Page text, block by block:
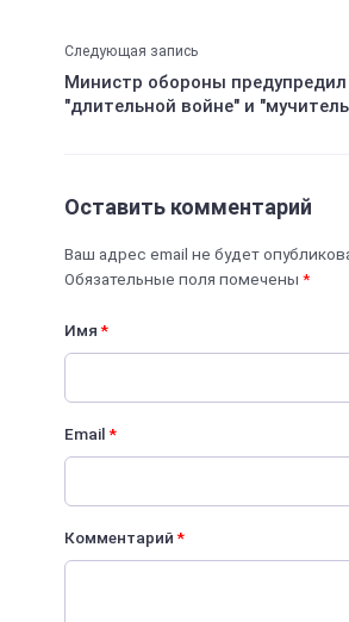
Следующая запись
Министр обороны предупредил
"длительной войне" и
Оставить комментарий
Ваш адрес email не будет
Обязательные поля помечены *
Имя*
Email*
Комментарий*